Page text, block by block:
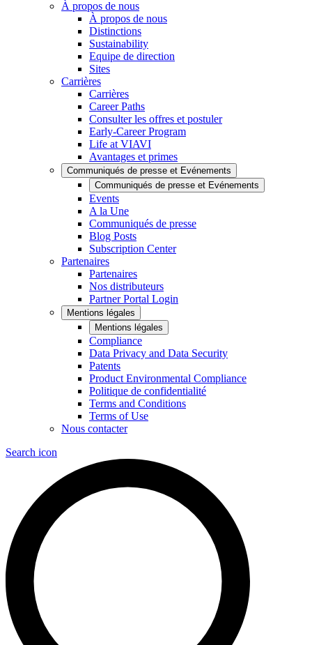
À propos de nous
À propos de nous
Distinctions
Sustainability
Equipe de direction
Sites
Carrières
Carrières
Career Paths
Consulter les offres et postuler
Early-Career Program
Life at VIAVI
Avantages et primes
Communiqués de presse et Evénements
Communiqués de presse et Evénements
Events
A la Une
Communiqués de presse
Blog Posts
Subscription Center
Partenaires
Partenaires
Nos distributeurs
Partner Portal Login
Mentions légales
Mentions légales
Compliance
Data Privacy and Data Security
Patents
Product Environmental Compliance
Politique de confidentialité
Terms and Conditions
Terms of Use
Nous contacter
Search icon